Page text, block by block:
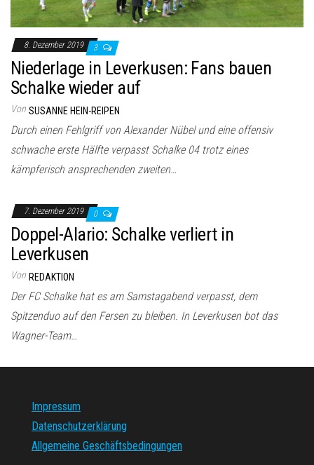
8. Dezember 2019 3
Niederlage in Leverkusen: Fans bauen
Schalke wieder auf
Von SUSANNE HEIN-REIPEN
Durch einen Fehlgriff von Alexander Nübel und eine offensiv
schwache erste Hälfte verpasst Schalke 04 trotz eines
kämpferisch ansprechenden zweiten…
7. Dezember 2019 0
Doppel-Alario: Schalke verliert in
Leverkusen
Von REDAKTION
Der FC Schalke hat es am Samstagabend verpasst, dem
Spitzenduo auf den Fersen zu bleiben. In Leverkusen bot das
Wagner-Team…
Impressum
Datenschutzerklärung
Allgemeine Geschäftsbedingungen